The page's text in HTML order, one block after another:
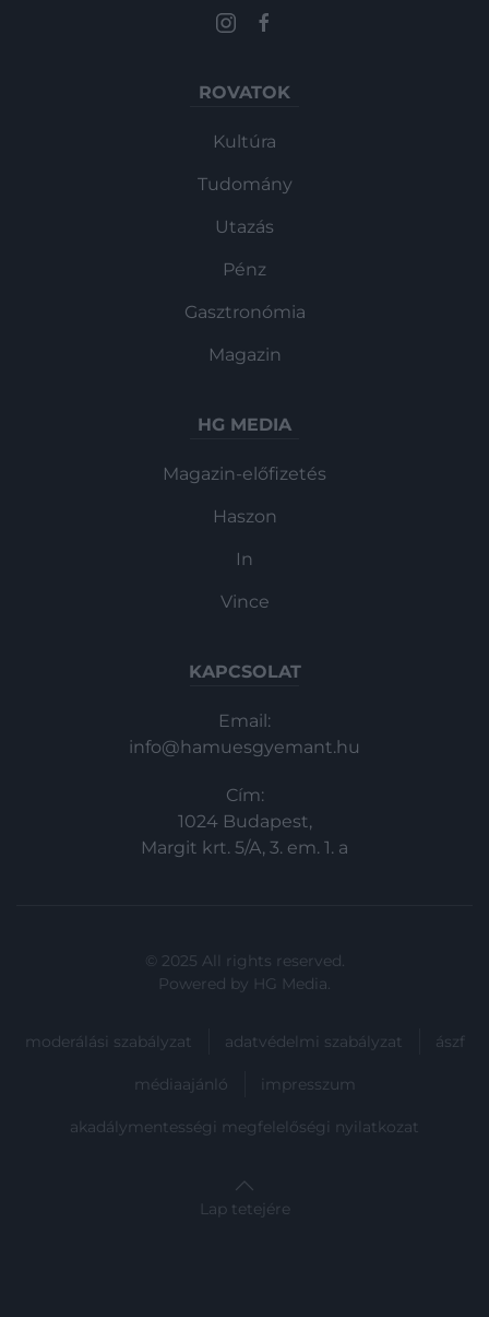
ROVATOK
Kultúra
Tudomány
Utazás
Pénz
Gasztronómia
Magazin
HG MEDIA
Magazin-előfizetés
Haszon
In
Vince
KAPCSOLAT
Email:
info@hamuesgyemant.hu
Cím:
1024 Budapest,
Margit krt. 5/A, 3. em. 1. a
© 2025 All rights reserved.
Powered by HG Media
moderálási szabályzat adatvédelmi szabályzat ászf
médiaajánló impresszum
akadálymentességi megfelelőségi nyilatkozat
Lap tetejére